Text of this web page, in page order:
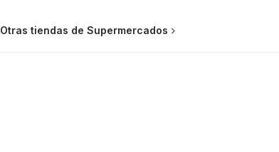
Otras tiendas de Supermercados